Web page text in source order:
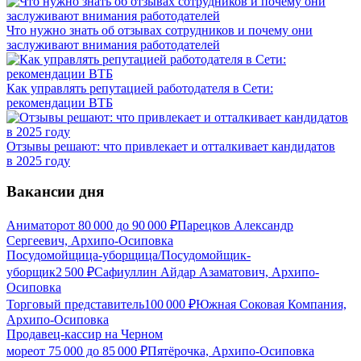
Что нужно знать об отзывах сотрудников и почему они
заслуживают внимания работодателей
Как управлять репутацией работодателя в Сети:
рекомендации ВТБ
Отзывы решают: что привлекает и отталкивает кандидатов
в 2025 году
Вакансии дня
Аниматорот 80 000 до 90 000 ₽Парецков Александр
Сергеевич, Архипо-Осиповка
Посудомойщица-уборщица/Посудомойщик-
уборщик2 500 ₽Сафиуллин Айдар Азаматович, Архипо-
Осиповка
Торговый представитель100 000 ₽Южная Соковая Компания,
Архипо-Осиповка
Продавец-кассир на Черном
мореот 75 000 до 85 000 ₽Пятёрочка, Архипо-Осиповка